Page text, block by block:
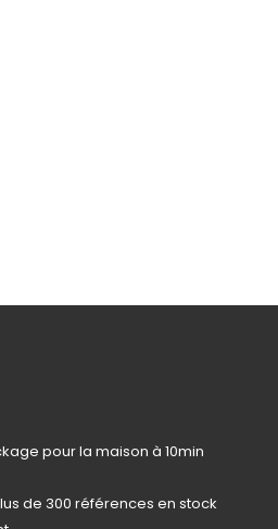
pour la maison à 10min
de 300 références en stock